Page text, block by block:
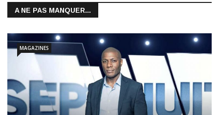
A NE PAS MANQUER...
MAGAZINES